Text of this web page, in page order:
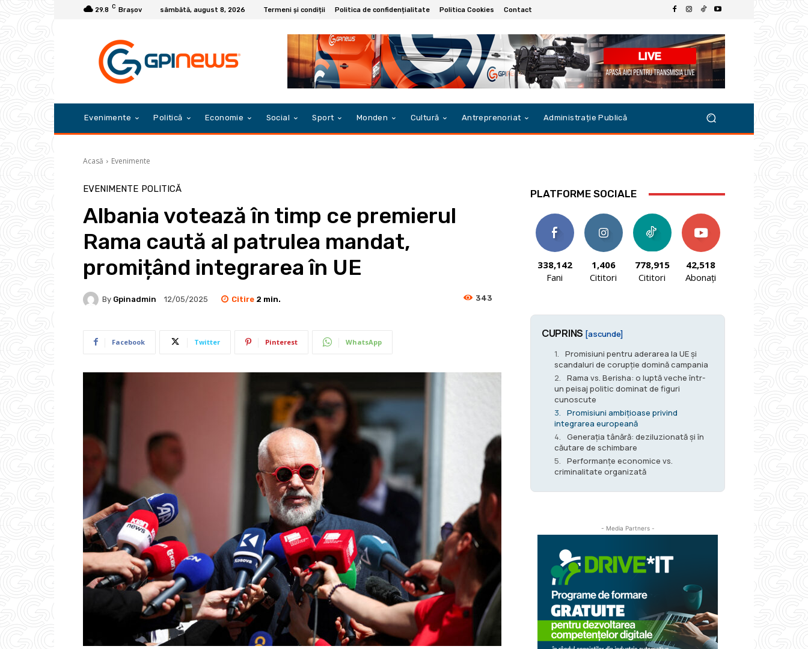
29.8 C Braşov sâmbătă, august 8, 2026 Termeni și condiții Politica de confidențialitate Politica Cookies Contact
Evenimente Politică Economie Social Sport Monden Cultură Antreprenoriat Administrație Publică
Acasă Evenimente
EVENIMENTE POLITICĂ
Albania votează în timp ce premierul
Rama caută al patrulea mandat,
promițând integrarea în UE
By Gpinadmin 12/05/2025 Citire 2 min. 343
Facebook Twitter Pinterest WhatsApp
PLATFORME SOCIALE
338,142
Fani
1,406
Cititori
778,915
Cititori
42,518
Abonați
CUPRINS [ascunde]
Promisiuni pentru aderarea la UE și
scandaluri de corupție domină campania
Rama vs. Berisha: o luptă veche într-
un peisaj politic dominat de figuri
cunoscute
Promisiuni ambițioase privind
integrarea europeană
Generația tânără: deziluzionată și în
căutare de schimbare
Performanțe economice vs.
criminalitate organizată
- Media Partners -